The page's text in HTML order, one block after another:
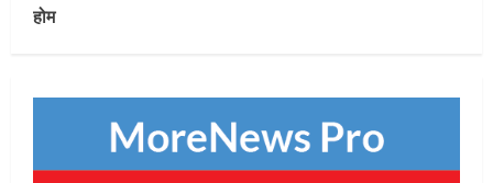
होम
Uncategorized
माँ वैष्णो देवी कांवड़िया संघ, राउरकेला के
श्रद्धालु बाबाधाम के लिए रवाना
August 6, 2026